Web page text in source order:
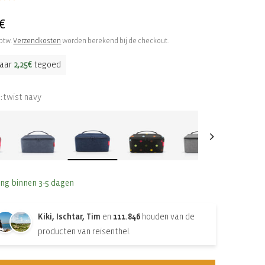
Verzendkosten worden berekend bij de checkout.
2,25€ tegoed
twist navy
binnen 3-5 dagen
Kiki, Ischtar, Tim en 111.846 houden van de
producten van reisenthel.